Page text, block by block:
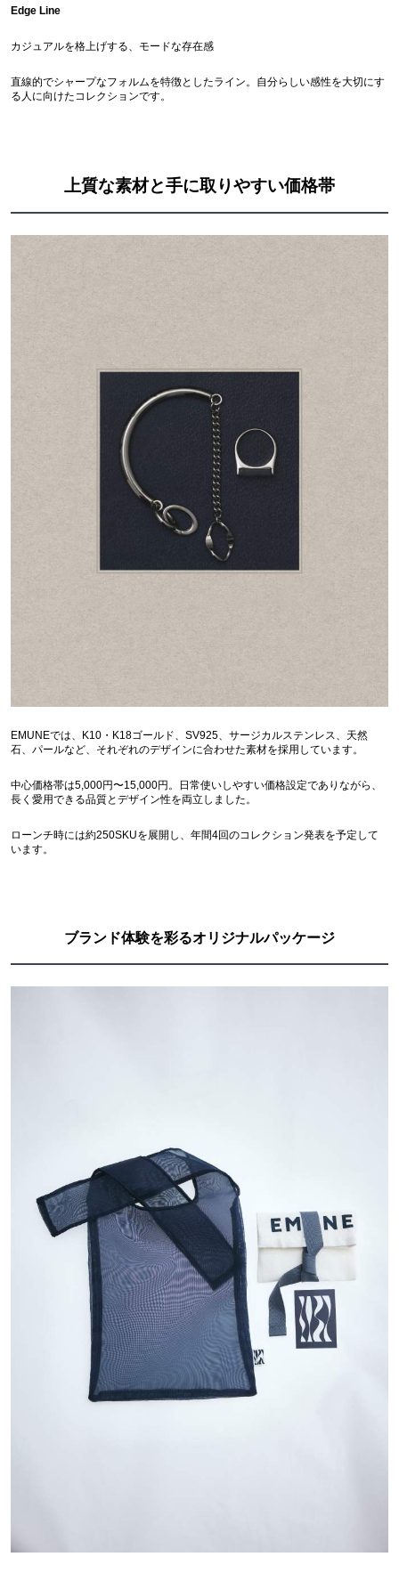
Edge Line
カジュアルを格上げする、モードな存在感
直線的でシャープなフォルムを特徴としたライン。自分らしい感性を大切にす
る人に向けたコレクションです。
上質な素材と手に取りやすい価格帯
EMUNEでは、K10・K18ゴールド、SV925、サージカルステンレス、天然
石、パールなど、それぞれのデザインに合わせた素材を採用しています。
中心価格帯は5,000円〜15,000円。日常使いしやすい価格設定でありながら、
長く愛用できる品質とデザイン性を両立しました。
ローンチ時には約250SKUを展開し、年間4回のコレクション発表を予定して
います。
ブランド体験を彩るオリジナルパッケージ